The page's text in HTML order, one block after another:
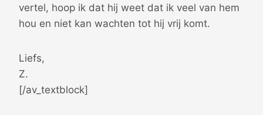
vertel, hoop ik dat hij weet dat ik veel van hem
hou en niet kan wachten tot hij vrij komt.
Liefs,
Z.
[/av_textblock]